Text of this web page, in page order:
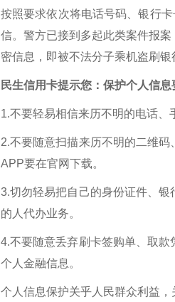
按照要求依次将电话号码、银行
信。警方已接到多起此类案件报
密信息，即被不法分子乘机盗刷银
民生信用卡提示您：保护个人信息
1.不要轻易相信来历不明的电话、
2.不要随意扫描来历不明的二维
APP要在官网下载。
3.切勿轻易把自己的身份证件、
的人代办业务。
4.不要随意丢弃刷卡签购单、取
个人金融信息。
个人信息保护关乎人民群众利益